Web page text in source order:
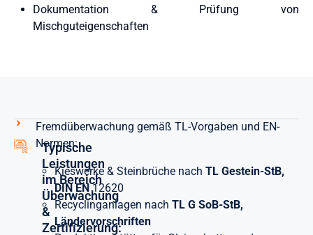
Dokumentation & Prüfung von
Mischguteigenschaften
Typische
Leistungen
im Bereich
Überwachung
&
Zertifizierung:
Fremdüberwachung gemäß TL-Vorgaben und EN-
Normen:
Kieswerke & Steinbrüche nachTL Gestein-StB,
DIN EN12620
Recyclinganlagen nachTL G SoB-StB,
Ländervorschriften